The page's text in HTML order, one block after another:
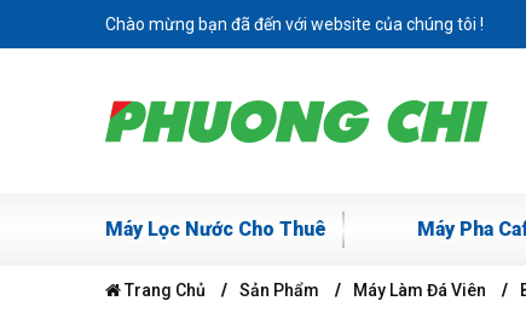
Chào mừng bạn đã đến với website của chúng tôi !
Máy Lọc Nước Cho Thuê Máy Pha
Trang Chủ Sản Phẩm Máy Làm Đá Viên